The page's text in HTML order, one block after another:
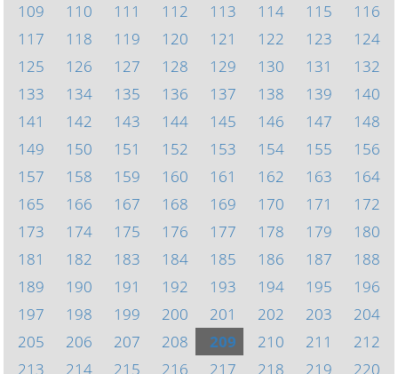
109
110 111 112 113 114 115
116
117
118 119 120 121 122 123
124
125
126 127 128 129 130 131
132
133
134 135 136 137 138 139
140
141
142 143 144 145 146 147
148
149
150 151 152 153 154 155
156
157
158 159 160 161 162 163
164
165
166 167 168 169 170 171
172
173
174 175 176 177 178 179
180
181
182 183 184 185 186 187
188
189
190 191 192 193 194 195
196
197
198 199 200 201 202 203
204
205
206 207 208 209 210 211
212
213
214 215 216 217 218 219 220